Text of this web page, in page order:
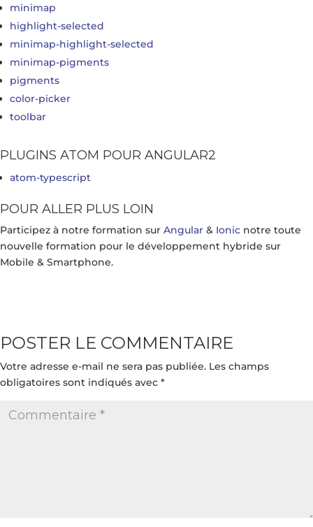
minimap
highlight-selected
minimap-highlight-selected
minimap-pigments
pigments
color-picker
toolbar
PLUGINS ATOM POUR ANGULAR2
atom-typescript
POUR ALLER PLUS LOIN
Participez à notre formation sur Angular & Ionic notre toute
nouvelle formation pour le développement hybride sur
Mobile & Smartphone.
POSTER LE COMMENTAIRE
Votre adresse e-mail ne sera pas publiée. Les champs
obligatoires sont indiqués avec *